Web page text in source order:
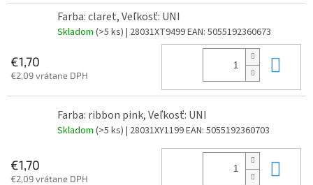
Farba: claret, Veľkosť: UNI
Skladom (>5 ks) | 28031XT9499EAN: 5055192360673
€1,70
€2,09 vrátane DPH
Farba: ribbon pink, Veľkosť: UNI
Skladom (>5 ks) | 28031XY1199EAN: 5055192360703
€1,70
€2,09 vrátane DPH